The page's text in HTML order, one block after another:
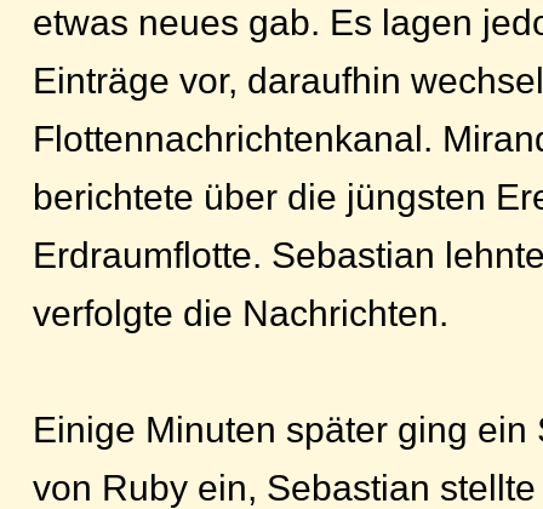
etwas neues gab. Es lagen
Einträge vor, daraufhin
Flottennachrichtenkanal.
berichtete über die jüngsten
Erdraumflotte. Sebastian
verfolgte die Nachrichten.
Einige Minuten später ging ein
von Ruby ein, Sebastian